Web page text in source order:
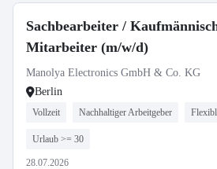
Sachbearbeiter /
Mitarbeiter (m/w/d)
Manolya Electronics GmbH & Co. KG
Berlin
Vollzeit Nachhaltiger Arbeitgeber
Urlaub >= 30
28.07.2026